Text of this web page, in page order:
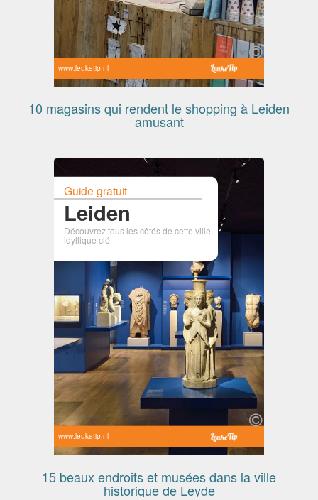
www.leuketip.nl
10 magasins qui rendent le shopping à Leiden
amusant
Guide gratuit
Leiden
Découvrez tous les côtés de cette ville
idyllique clé
www.leuketip.nl
15 beaux endroits et musées dans la ville
historique de Leyde